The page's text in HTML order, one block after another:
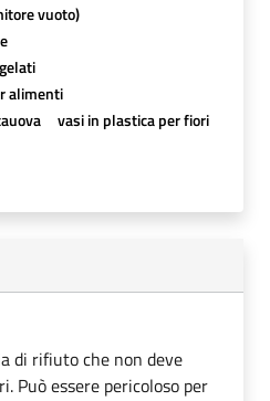
vuoto)
alimenti
vasi in plastica per fiori
di rifiuto che non deve
Può essere pericoloso per